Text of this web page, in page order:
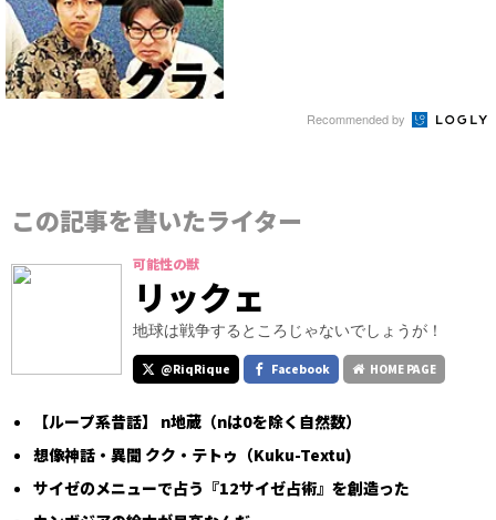
Recommended by
この記事を書いたライター
可能性の獣
リックェ
地球は戦争するところじゃないでしょうが！
@RiqRique Facebook HOME PAGE
【ループ系昔話】 n地蔵（nは0を除く自然数）
想像神話・異聞 クク・テトゥ（Kuku-Textu)
サイゼのメニューで占う『12サイゼ占術』を創造った